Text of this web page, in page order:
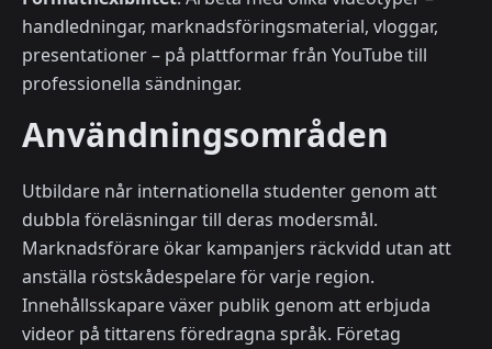
handledningar, marknadsföringsmaterial, vloggar,
presentationer – på plattformar från YouTube till
professionella sändningar.
Användningsområden
Utbildare når internationella studenter genom att
dubbla föreläsningar till deras modersmål.
Marknadsförare ökar kampanjers räckvidd utan att
anställa röstskådespelare för varje region.
Innehållsskapare växer publik genom att erbjuda
videor på tittarens föredragna språk. Företag